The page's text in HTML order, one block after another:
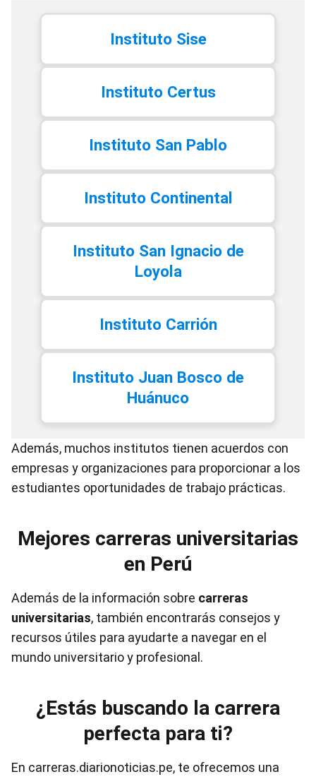
Instituto Sise
Instituto Certus
Instituto San Pablo
Instituto Continental
Instituto San Ignacio de
Loyola
Instituto Carrión
Instituto Juan Bosco de
Huánuco
Además, muchos institutos tienen acuerdos con
empresas y organizaciones para proporcionar a los
estudiantes oportunidades de trabajo prácticas.
Mejores carreras universitarias
en Perú
Además de la información sobre carreras
universitarias, también encontrarás consejos y
recursos útiles para ayudarte a navegar en el
mundo universitario y profesional.
¿Estás buscando la carrera
perfecta para ti?
En carreras.diarionoticias.pe, te ofrecemos una